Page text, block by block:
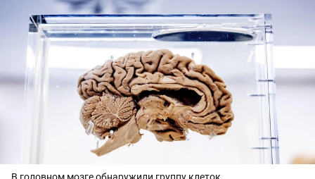
В головном мозге обнаружили группу клеток,